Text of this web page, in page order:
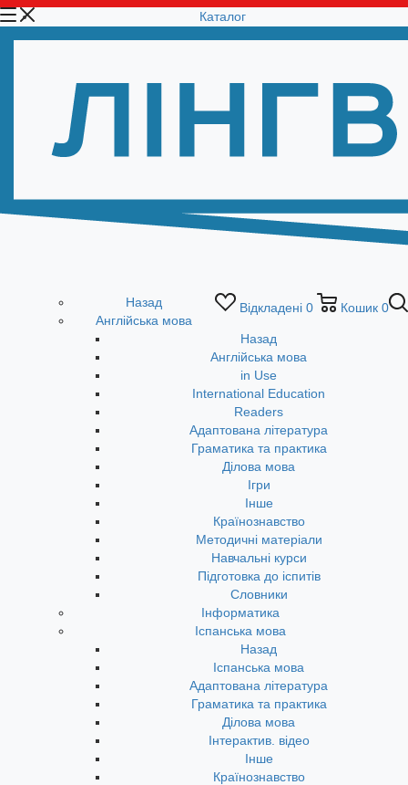
Відкладені 0 Кошик 0
Каталог
Назад
Англійська мова
Назад
Англійська мова
in Use
International Education
Readers
Адаптована література
Граматика та практика
Ділова мова
Ігри
Інше
Країнознавство
Методичні матеріали
Навчальні курси
Підготовка до іспитів
Словники
Інформатика
Іспанська мова
Назад
Іспанська мова
Адаптована література
Граматика та практика
Ділова мова
Інтерактив. відео
Інше
Країнознавство